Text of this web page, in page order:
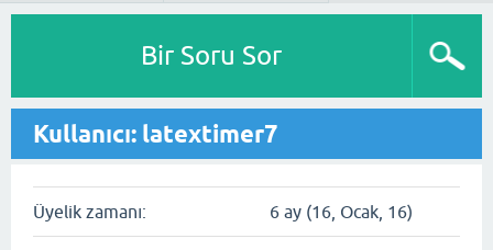
Bir Soru Sor
Kullanıcı: latextimer7
Üyelik zamanı: 6 ay (16, Ocak, 16)